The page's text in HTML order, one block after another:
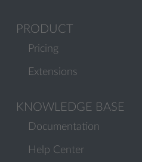
PRODUCT
Pricing
Extensions
KNOWLEDGE BASE
Documentation
Help Center